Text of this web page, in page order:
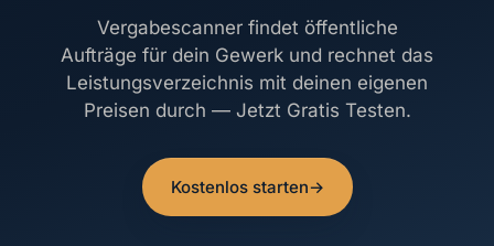
Vergabescanner findet öffentliche
Aufträge für dein Gewerk und rechnet das
Leistungsverzeichnis mit deinen eigenen
Preisen durch — Jetzt Gratis Testen.
Kostenlos starten→